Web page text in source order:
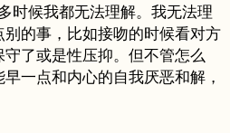
时候我都无法理解。我无法理
的事，比如接吻的时候看对方
了或是性压抑。但不管怎么
一点和内心的自我厌恶和解，